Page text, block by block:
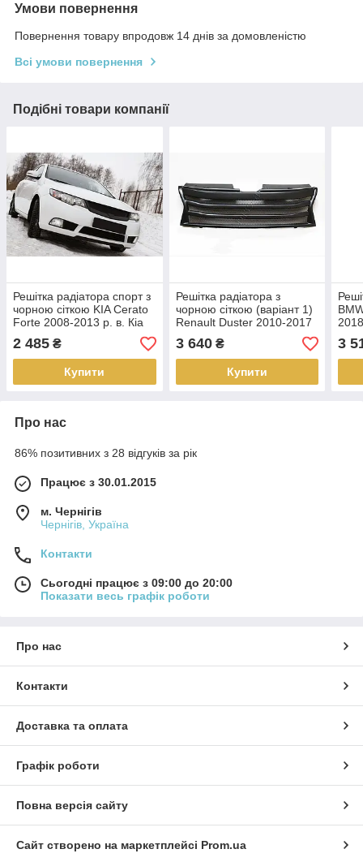
Умови повернення
Повернення товару впродовж 14 днів за домовленістю
Всі умови повернення
Подібні товари компанії
Решітка радіатора спорт з
чорною сіткою KIA Cerato
Forte 2008-2013 р. в. Кіа
Черато
2 485 ₴
Купити
Решітка радіатора з
чорною сіткою (варіант 1)
Renault Duster 2010-2017
р. в.
3 640₴
Купити
3
Про нас
86% позитивних з 28 відгуків за рік
Працює з 30.01.2015
м. Чернігів
Чернігів, Україна
Контакти
Сьогодні працює з 09:00 до 20:00
Показати весь графік роботи
Про нас
Контакти
Доставка та оплата
Графік роботи
Повна версія сайту
Сайт створено на маркетплейсі Prom.ua